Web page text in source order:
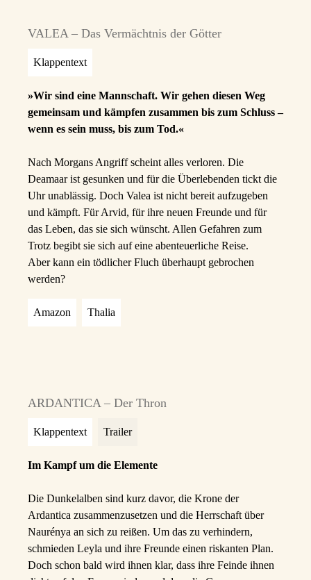
VALEA – Das Vermächtnis der Götter
Klappentext
»Wir sind eine Mannschaft. Wir gehen diesen Weg
gemeinsam und kämpfen zusammen bis zum Schluss –
wenn es sein muss, bis zum Tod.«
Nach Morgans Angriff scheint alles verloren. Die
Deamaar ist gesunken und für die Überlebenden tickt die
Uhr unablässig. Doch Valea ist nicht bereit aufzugeben
und kämpft. Für Arvid, für ihre neuen Freunde und für
das Leben, das sie sich wünscht. Allen Gefahren zum
Trotz begibt sie sich auf eine abenteuerliche Reise.
Aber kann ein tödlicher Fluch überhaupt gebrochen
werden?
Amazon Thalia
ARDANTICA – Der Thron
Klappentext Trailer
Im Kampf um die Elemente
Die Dunkelalben sind kurz davor, die Krone der
Ardantica zusammenzusetzen und die Herrschaft über
Naurénya an sich zu reißen. Um das zu verhindern,
schmieden Leyla und ihre Freunde einen riskanten Plan.
Doch schon bald wird ihnen klar, dass ihre Feinde ihnen